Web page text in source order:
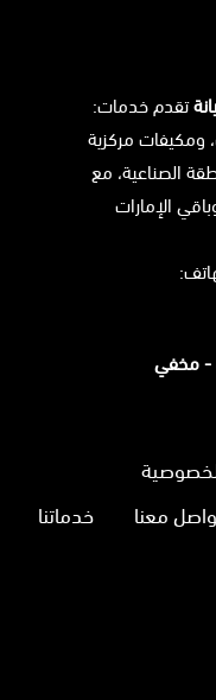
تقدم خدمات:
ومكيفات مركزية
الصناعية، مع
الإمارات
-مخفي
معنا خدماتنا